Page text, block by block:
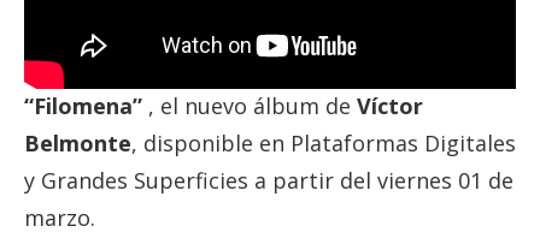
“Filomena” , el nuevo álbum de Víctor
Belmonte, disponible en Plataformas Digitales
y Grandes Superficies a partir del viernes 01 de
marzo.